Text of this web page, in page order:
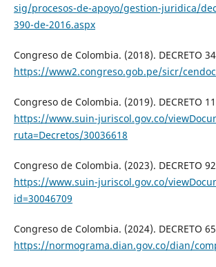
sig/procesos-de-apoyo/gestion-juridica/
390-de-2016.aspx
Congreso de Colombia. (2018). DECRETO
https://www2.congreso.gob.pe/sicr/
Congreso de Colombia. (2019). DECRETO
https://www.suin-juriscol.gov.co/
ruta=Decretos/30036618
Congreso de Colombia. (2023). DECRETO
https://www.suin-juriscol.gov.co/
id=30046709
Congreso de Colombia. (2024). DECRETO
https://normograma.dian.gov.co/dian/